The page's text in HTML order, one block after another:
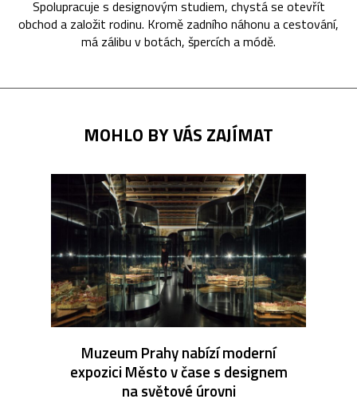
Spolupracuje s designovým studiem, chystá se otevřít
obchod a založit rodinu. Kromě zadního náhonu a cestování,
má zálibu v botách, špercích a módě.
MOHLO BY VÁS ZAJÍMAT
Muzeum Prahy nabízí moderní
expozici Město v čase s designem
na světové úrovni